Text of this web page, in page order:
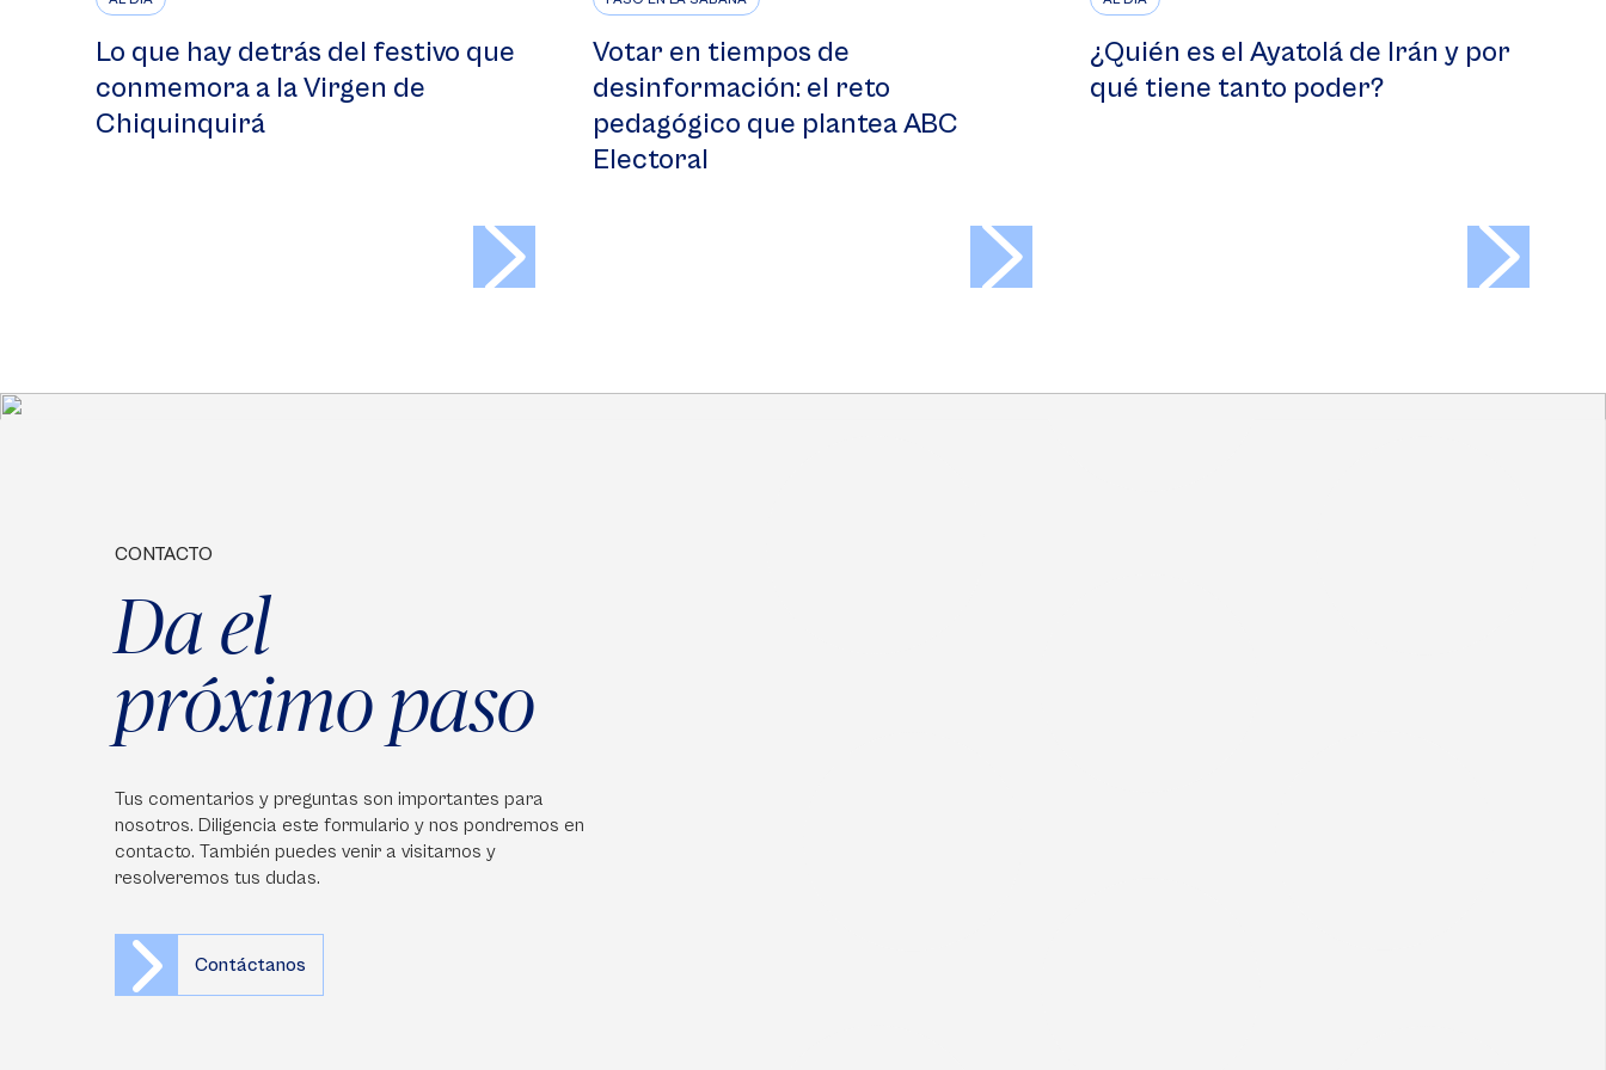
Lo que hay detrás del festivo que
conmemora a la Virgen de
Chiquinquirá
Votar en tiempos de
desinformación: el reto
pedagógico que plantea ABC
Electoral
¿Quién es el Ayatolá de Irán y por
qué tiene tanto poder?
CONTACTO
Da el
próximo paso
Tus comentarios y preguntas son importantes para
nosotros. Diligencia este formulario y nos pondremos en
contacto. También puedes venir a visitarnos y
resolveremos tus dudas.
Contáctanos